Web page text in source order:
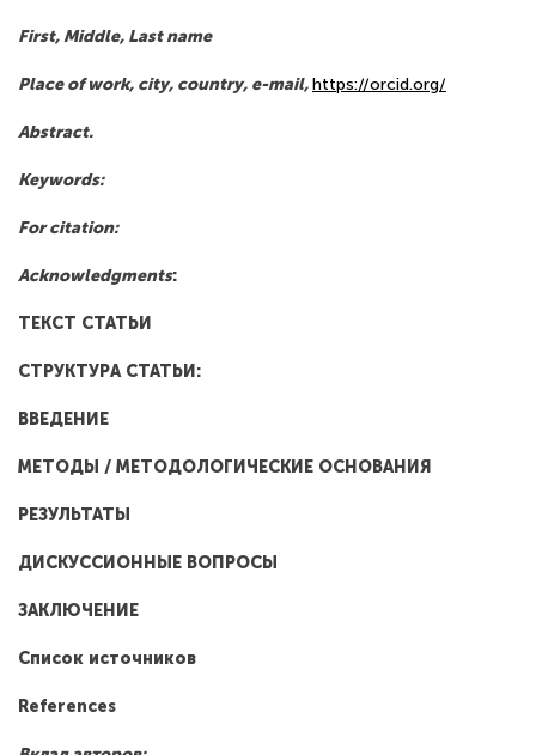
First, Middle, Last name
Place of work, city, country, e-mail,https://orcid.org/
Abstract.
Keywords:
For citation:
Acknowledgments:
ТЕКСТ СТАТЬИ
СТРУКТУРА СТАТЬИ:
ВВЕДЕНИЕ
МЕТОДЫ / МЕТОДОЛОГИЧЕСКИЕ ОСНОВАНИЯ
РЕЗУЛЬТАТЫ
ДИСКУССИОННЫЕ ВОПРОСЫ
ЗАКЛЮЧЕНИЕ
Список источников
References